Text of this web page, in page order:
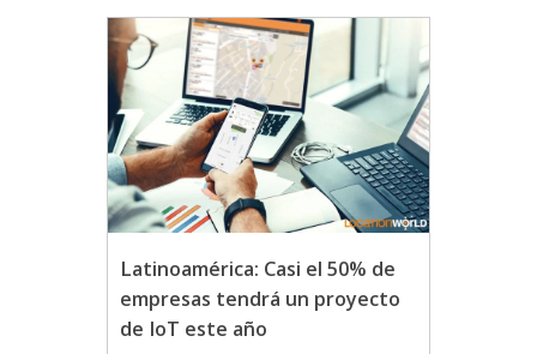
Latinoamérica: Casi el 50% de
empresas tendrá un proyecto
de IoT este año